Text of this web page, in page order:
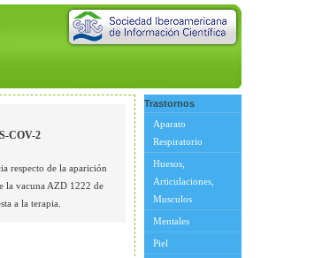
Trastornos
Aparato
Respiratorio
Huesos,
Articulaciones,
Musculos
Mentales
Piel
COV-2
respecto de la aparición
la vacuna AZD 1222 de
a la terapia.